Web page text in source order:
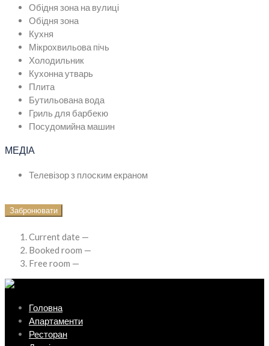
Обідня зона на вулиці
Обідня зона
Кухня
Мікрохвильова пічь
Холодильник
Кухонна утварь
Плита
Бутильована вода
Гриль для барбекю
Посудомийна машин
МЕДІА
Телевізор з плоским екраном
Забронювати
Current date —
Booked room —
Free room —
Головна
Апартаменти
Ресторан